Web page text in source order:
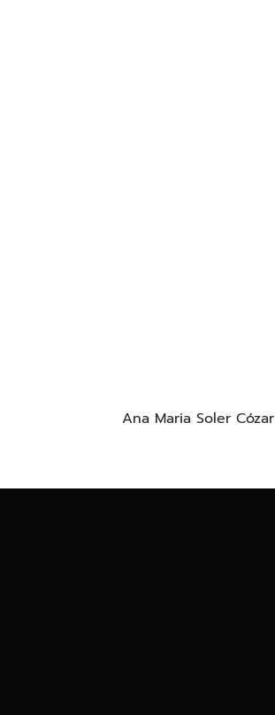
Ana Maria Soler Cózar